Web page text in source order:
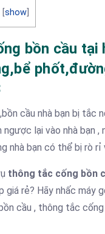
show
bồn cầu tại
cầu nhà bạn bị
lại vào nhà bạn
nhà bạn có thể bị rò
thông tắc cống bồn
giá rẻ? Hãy nhấc
cầu , thông tắc